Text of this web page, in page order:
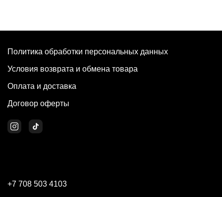
Политика обработки персональных данных
Условия возврата и обмена товара
Оплата и доставка
Договор оферты
+7 708 503 4103